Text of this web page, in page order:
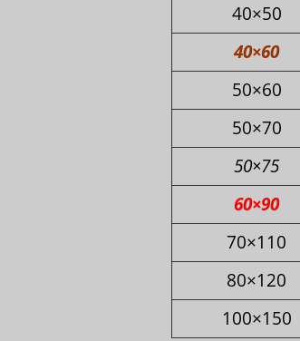
40×50
40×60
50×60
50×70
50×75
60×90
70×110
80×120
100×150